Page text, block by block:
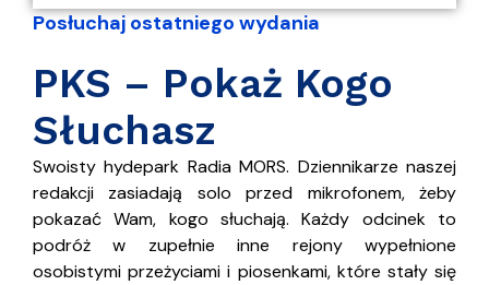
Posłuchaj ostatniego wydania
PKS – Pokaż Kogo
Słuchasz
Swoisty hydepark Radia MORS. Dziennikarze naszej
redakcji zasiadają solo przed mikrofonem, żeby
pokazać Wam, kogo słuchają. Każdy odcinek to
podróż w zupełnie inne rejony wypełnione
osobistymi przeżyciami i piosenkami, które stały się